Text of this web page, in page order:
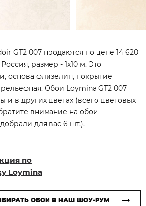
GT2 007 продаются по цене 14 620
размер - 1x10 м. Это
основа флизелин, покрытие
Обои Loymina GT2 007
и в других цветах (всего цветовых
внимание на обои-
для вас 6 шт.).
по
Loymina
ОБОИ В НАШ ШОУ-РУМ